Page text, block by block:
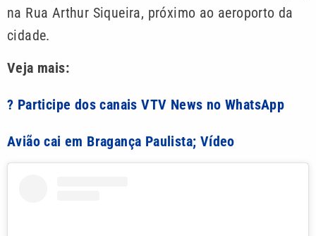
na Rua Arthur Siqueira, próximo ao aeroporto da
cidade.
Veja mais:
? Participe dos canais VTV News no WhatsApp
Avião cai em Bragança Paulista; Vídeo